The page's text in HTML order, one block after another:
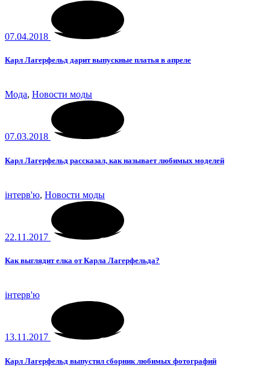
07.04.2018
Карл Лагерфельд дарит выпускные платья в апреле
Мода, Новости моды
07.03.2018
Карл Лагерфельд рассказал, как называет любимых моделей
інтерв'ю, Новости моды
22.11.2017
Как выглядит елка от Карла Лагерфельда?
інтерв'ю
13.11.2017
Карл Лагерфельд выпустил сборник любимых фотографий